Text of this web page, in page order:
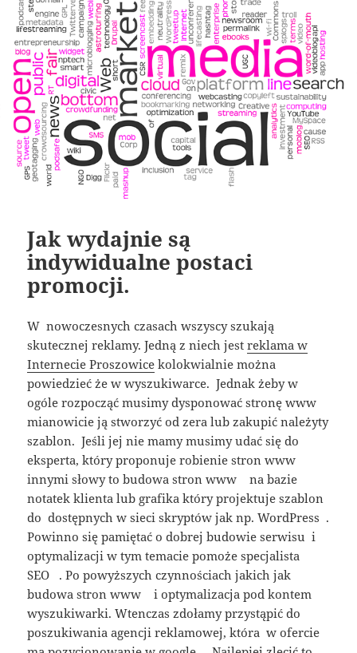
Jak wydajnie są
indywidualne postaci
promocji.
W nowoczesnych czasach wszyscy szukają
skutecznej reklamy. Jedną z niech jestreklama w
Internecie Proszowice kolokwialnie można
powiedzieć że w wyszukiwarce. Jednak żeby w
ogóle rozpocząć musimy dysponować stronę www
mianowicie ją stworzyć od zera lub zakupić należyty
szablon. Jeśli jej nie mamy musimy udać się do
eksperta, który proponuje robienie stron www
innymi słowy to budowa stron www na bazie
notatek klienta lub grafika który projektuje szablon
do dostępnych w sieci skryptów jak np. WordPress .
Powinno się pamiętać o dobrej budowie serwisu i
optymalizacji w tym temacie pomoże specjalista
SEO . Po powyższych czynnościach jakich jak
budowa stron www i optymalizacja pod kontem
wyszukiwarki. Wtenczas zdołamy przystąpić do
poszukiwania agencji reklamowej, która w ofercie